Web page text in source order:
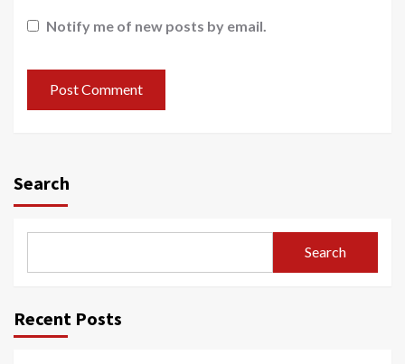
Notify me of new posts by email.
Search
Search
Recent Posts